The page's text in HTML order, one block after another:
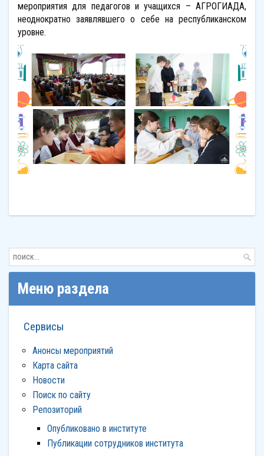
мероприятия для педагогов и учащихся – АГРОГИАДА,
неоднократно заявлявшего о себе на республиканском
уровне.
Меню раздела
Сервисы
Анонсы мероприятий
Карта сайта
Новости
Поиск по сайту
Репозиторий
Опубликовано в институте
Публикации сотрудников института